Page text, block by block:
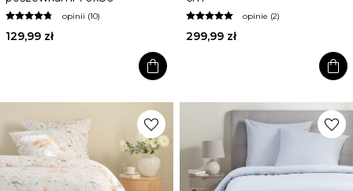
opinii (10)
129,99 zł
shopping_bag
opinie (2)
299,99 zł
shopping_bag
favorite favorite